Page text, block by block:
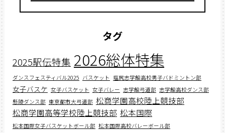
タグ
2025駅伝特集 2026総体特集
ダンスフェスティバル2025 バスケット 塩尻志学館高校男子バドミントン部
女子バスケ 女子バスケット 女子バレー 志学館弓道部 志学館高校ダンス部
懸陵ダンス部 東京都市大弓道部 松商学園高校陸上競技部
松商学園高等学校陸上競技部 松本国際
松本国際女子バスケットボール部 松本国際高校バレーボール部